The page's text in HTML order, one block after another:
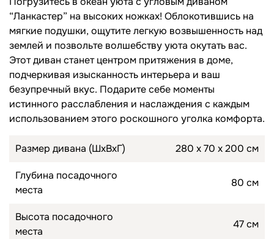
“Ланкастер” на высоких ножках! Облокотившись на
мягкие подушки, ощутите легкую возвышенность над
землей и позвольте волшебству уюта окутать вас.
Этот диван станет центром притяжения в доме,
подчеркивая изысканность интерьера и ваш
безупречный вкус. Подарите себе моменты
истинного расслабления и наслаждения с каждым
использованием этого роскошного уголка комфорта.
Размер дивана (ШхВхГ) 280 х 70 х 200 см
Глубина посадочного
места
80 см
Высота посадочного
места
47 см
Топперы для диванов
Спальные гарнитуры
Комоды
Прикроватные тумбы
Туалетные столики
Пуфы
Подушки